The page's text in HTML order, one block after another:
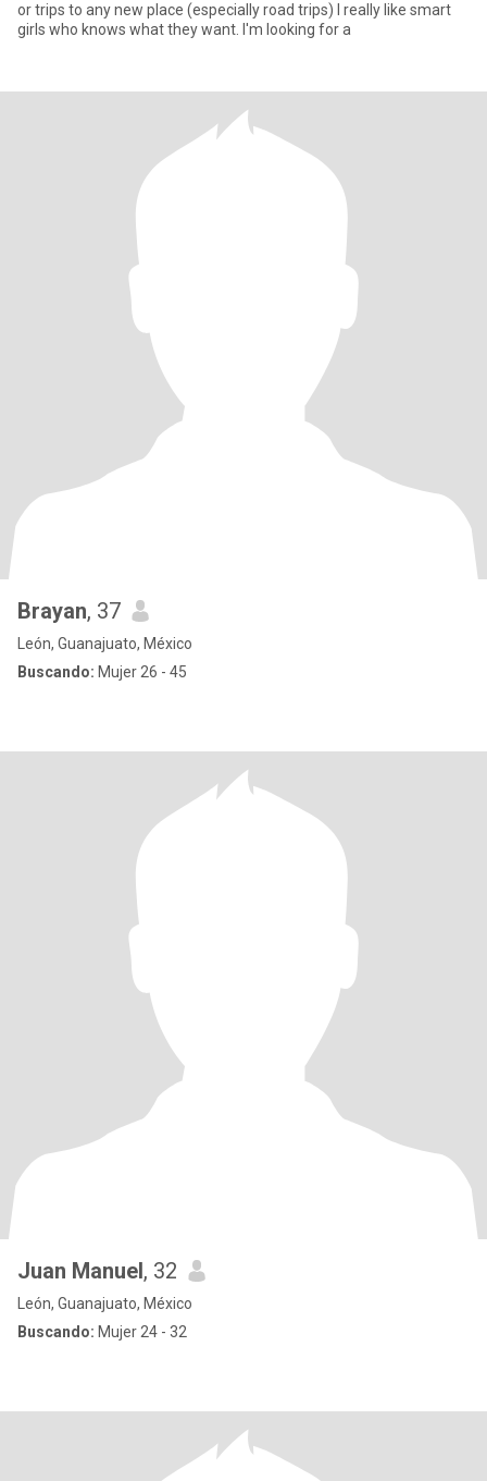
or trips to any new place (especially road trips) I really like smart
girls who knows what they want. I'm looking for a
Brayan, 37
León, Guanajuato, México
Buscando: Mujer 26 - 45
Juan Manuel, 32
León, Guanajuato, México
Buscando: Mujer 24 - 32